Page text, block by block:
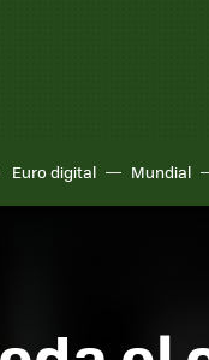
Euro digital Mundial